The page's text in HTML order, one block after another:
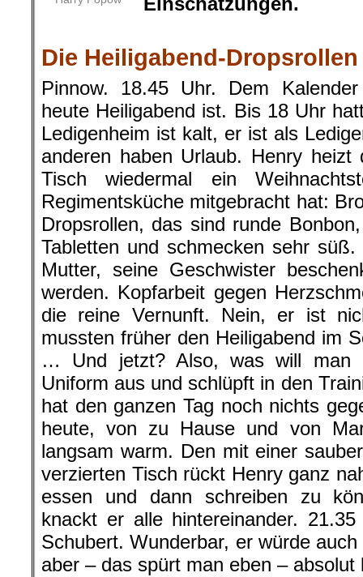
Die Heiligabend-Dropsrollen
Pinnow. 18.45 Uhr. Dem
heute Heiligabend ist. Bis 18 Uhr
Ledigenheim ist kalt, er ist als
anderen haben Urlaub. Henry
Tisch wiedermal ein
Regimentsküche mitgebracht hat:
Dropsrollen, das sind runde
Tabletten und schmecken sehr
Mutter, seine Geschwister
werden. Kopfarbeit gegen
die reine Vernunft. Nein, er ist
mussten früher den Heiligabend im
… Und jetzt? Also, was will man
Uniform aus und schlüpft in den
hat den ganzen Tag noch nichts
heute, von zu Hause und von
langsam warm. Den mit einer
verzierten Tisch rückt Henry ganz
essen und dann schreiben zu
knackt er alle hintereinander.
Schubert. Wunderbar, er würde
aber – das spürt man eben – absolut